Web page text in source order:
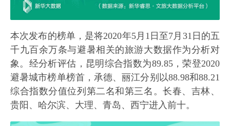
本次发布的榜单，是将2020年5月1日至7月31日的五
千九百余万条与避暑相关的旅游大数据作为分析对
象。经分析评估，昆明综合指数为89.85，荣登2020
避暑城市榜单榜首，承德、丽江分别以88.98和88.21
综合指数分值位列第二名和第三名。长春、吉林、
贵阳、哈尔滨、大理、青岛、西宁进入前十。